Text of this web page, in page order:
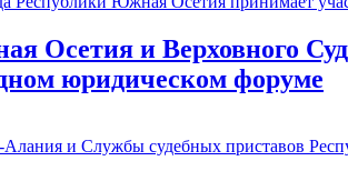
Осетия и Верховного
юридическом форуме